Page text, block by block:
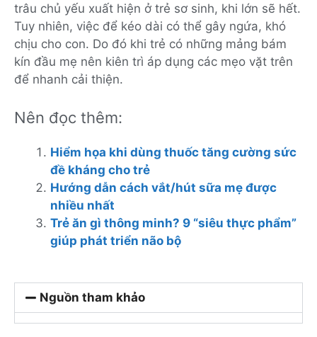
trâu chủ yếu xuất hiện ở trẻ sơ sinh, khi lớn sẽ hết.
Tuy nhiên, việc để kéo dài có thể gây ngứa, khó
chịu cho con. Do đó khi trẻ có những mảng bám
kín đầu mẹ nên kiên trì áp dụng các mẹo vặt trên
để nhanh cải thiện.
Nên đọc thêm:
Hiểm họa khi dùng thuốc tăng cường sức
đề kháng cho trẻ
Hướng dẫn cách vắt/hút sữa mẹ được
nhiều nhất
Trẻ ăn gì thông minh? 9 “siêu thực phẩm”
giúp phát triển não bộ
Nguồn tham khảo